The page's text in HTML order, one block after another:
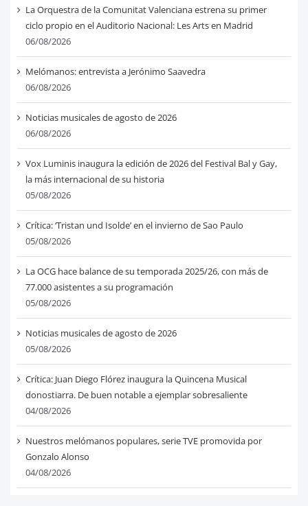
La Orquestra de la Comunitat Valenciana estrena su primer
ciclo propio en el Auditorio Nacional: Les Arts en Madrid
06/08/2026
Melómanos: entrevista a Jerónimo Saavedra
06/08/2026
Noticias musicales de agosto de 2026
06/08/2026
Vox Luminis inaugura la edición de 2026 del Festival Bal y Gay,
la más internacional de su historia
05/08/2026
Crítica: ‘Tristan und Isolde’ en el invierno de Sao Paulo
05/08/2026
La OCG hace balance de su temporada 2025/26, con más de
77.000 asistentes a su programación
05/08/2026
Noticias musicales de agosto de 2026
05/08/2026
Crítica: Juan Diego Flórez inaugura la Quincena Musical
donostiarra. De buen notable a ejemplar sobresaliente
04/08/2026
Nuestros melómanos populares, serie TVE promovida por
Gonzalo Alonso
04/08/2026